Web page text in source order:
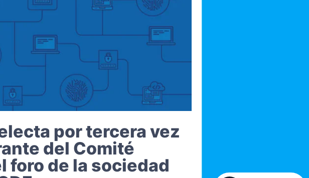
por tercera vez
del Comité
foro de la sociedad